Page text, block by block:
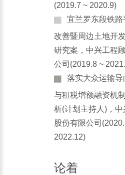
(2019.7 ~ 2020.9)
宜兰罗东段铁路
改善暨周边土地开
研究案，中兴工程
公司(2019.8 ~
落实大众运输导
与租税增额融资机
析(计划主持人)，中
股份有限公司
2022.12)
论着